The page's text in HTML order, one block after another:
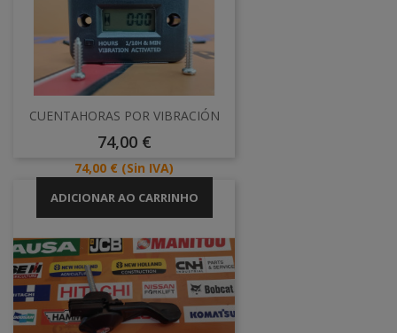
CUENTAHORAS POR VIBRACIÓN
Preço
74,00 €
Preço
74,00 € (Sin IVA)
ADICIONAR AO CARRINHO